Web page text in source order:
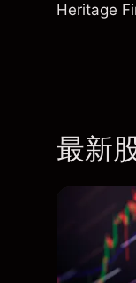
Heritage
最新